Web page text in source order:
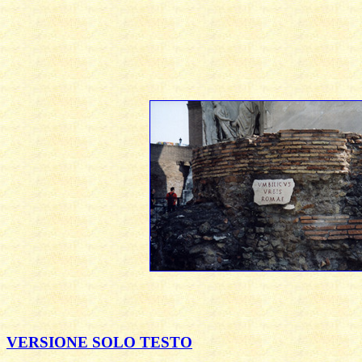
VERSIONE SOLO TESTO